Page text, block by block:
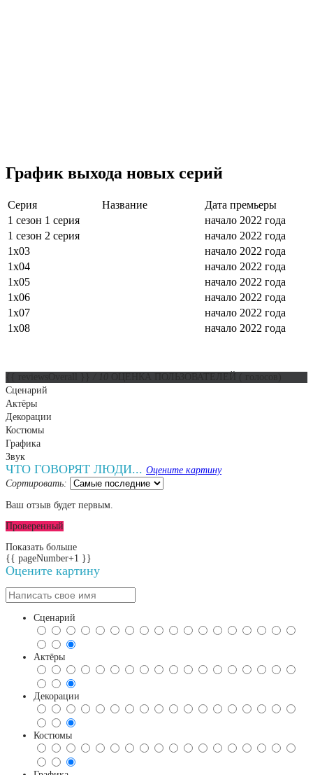
График выхода новых серий
Серия Название
Дата премьеры
1 сезон 1 серия
начало 2022 года
1 сезон 2 серия
начало 2022 года
1х03
начало 2022 года
1х04
начало 2022 года
1х05
начало 2022 года
1х06
начало 2022 года
1х07
начало 2022 года
1х08
начало 2022 года
Сценарий
Актёры
Декорации
Костюмы
Графика
Звук
ЧТО ГОВОРЯТ ЛЮДИ... Оцените картину
Сортировать:
Ваш отзыв будет первым.
Проверенный
Показать больше
{{ pageNumber+1 }}
Оцените картину
Сценарий
Актёры
Декорации
Костюмы